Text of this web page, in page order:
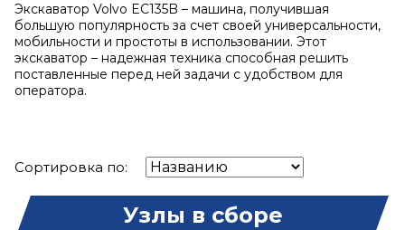
Экскаватор Volvo EC135B – машина, получившая
большую популярность за счет своей универсальности,
мобильности и простоты в использовании. Этот
экскаватор – надежная техника способная решить
поставленные перед ней задачи с удобством для
оператора.
Сортировка по:
Узлы в сборе